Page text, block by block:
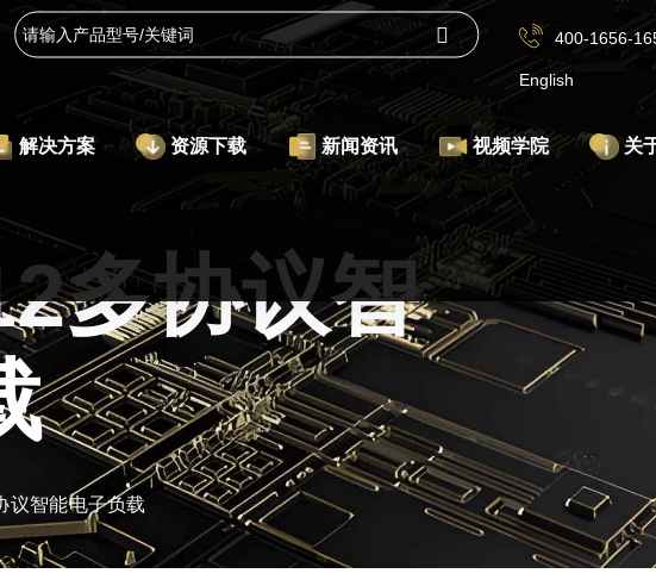
400-1656-
English
解决方案 资源下载 新闻资讯 视频学院 关
多协议智
议智能电子负载